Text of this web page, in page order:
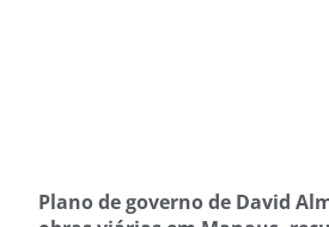
Plano de governo de David